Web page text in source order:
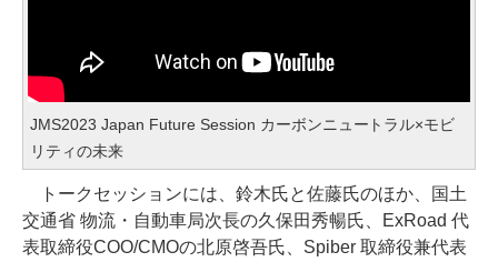
JMS2023 Japan Future Session カーボンニュートラル×モビ
リティの未来
トークセッションには、鈴木氏と佐藤氏のほか、国土
交通省 物流・自動車局次長の久保田秀暢氏、ExRoad 代
表取締役COO/CMOの北原啓吾氏、Spiber 取締役兼代表